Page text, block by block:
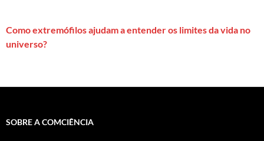
Como extremófilos ajudam a entender os limites da vida no
universo?
SOBRE A COMCIÊNCIA